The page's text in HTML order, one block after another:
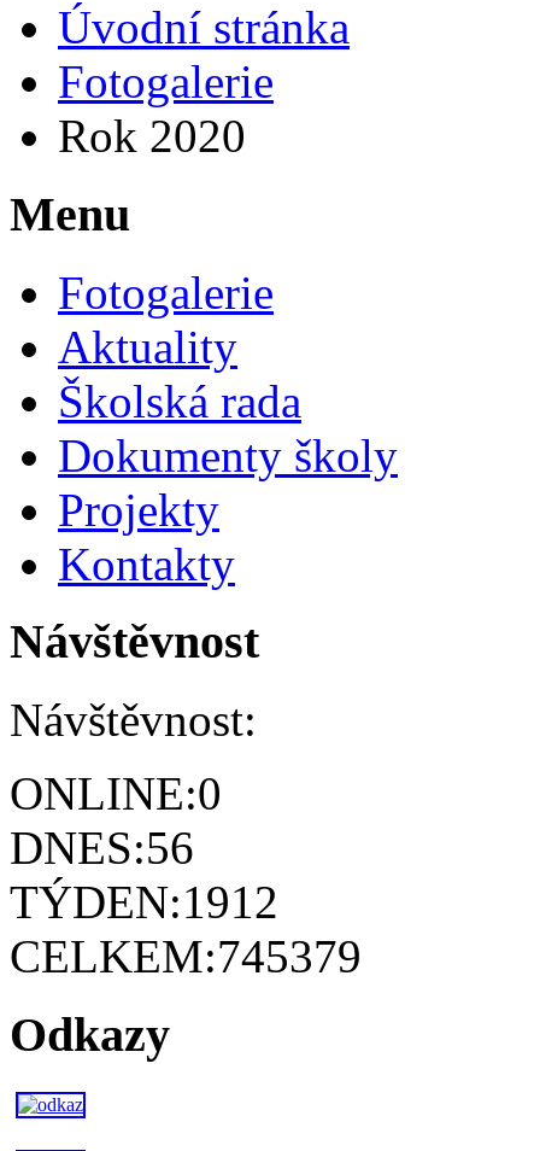
Úvodní stránka
Fotogalerie
Rok 2020
Menu
Fotogalerie
Aktuality
Školská rada
Dokumenty školy
Projekty
Kontakty
Návštěvnost
Návštěvnost:
ONLINE:0
DNES:56
TÝDEN:1912
CELKEM:745379
Odkazy